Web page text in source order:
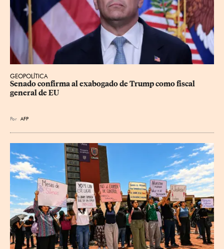
GEOPOLÍTICA
Senado confirma al exabogado de Trump como fiscal
general de EU
Por AFP